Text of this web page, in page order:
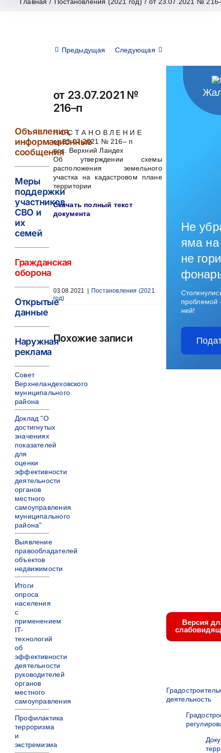
Предыдущая Следующая
от 23.07.2021 №
216–п
П О С Т А Н О В Л Е Н И Е
от 23.07.2021 № 216– п
пос. Верхний Ландех
Об утверждении схемы
расположения земельного
участка на кадастровом плане
территории
Скачать полный текст
документа
03.08.2021
Постановления (2021
год)
Похожие записи
Объявления,
информационные
сообщения
Меры
поддержки
участников
СВО и
их
семей
Гражданская
оборона
Открытые
данные
Наружная
реклама
Совет
Верхнеландеховского
муниципального
района
Доклад "О
достигнутых
значениях
показателей
для
оценки
эффективности
деятельности
органов
местного
самоуправления
муниципального
района"
Выявление
правообладателей
объектов
недвижимости
Итоги
опроса
населения
с
применением
IT-
технологий
об
эффективности
деятельности
руководителей
органов
местного
самоуправления
Профилактика
терроризма
и
экстремизма
Не
яма на
не
ней!
Версия
деятельность